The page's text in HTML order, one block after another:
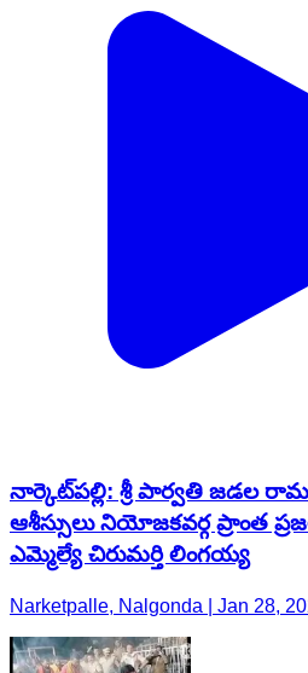
నార్కెట్​పల్లి: శ్రీ పార్వతి జడల
ఆశీస్సులు నియోజకవర్గ ప్రాంత
ఎమ్మెల్యే చిరుమర్తి లింగయ్య
Narketpalle, Nalgonda | Jan 28,